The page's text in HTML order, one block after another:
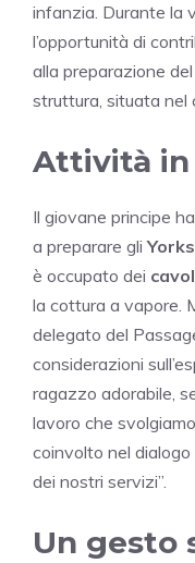
infanzia. Durante la
l’opportunità di
alla preparazione
struttura, situata nel
Attività in
Il giovane principe
a preparare gli
è occupato dei
la cottura a vapore.
delegato del
considerazioni
ragazzo adorabile,
lavoro che
coinvolto nel
dei nostri servizi”.
Un gesto